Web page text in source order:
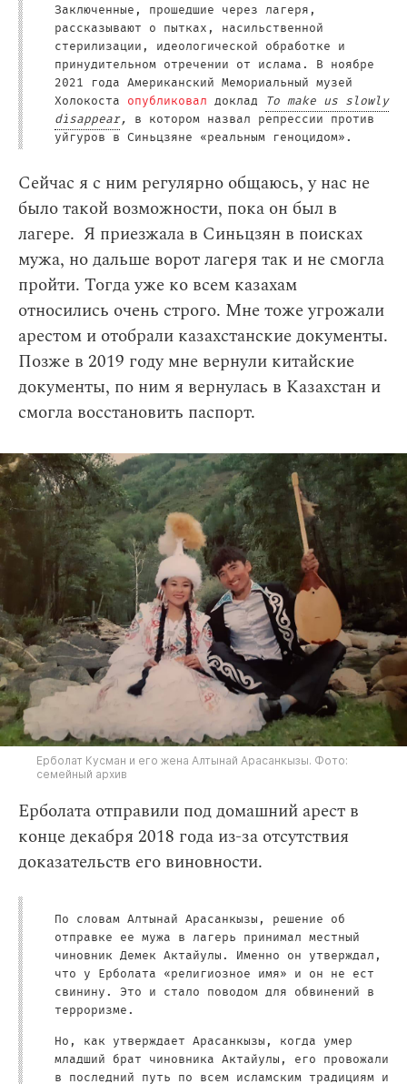
Заключенные, прошедшие через лагеря,
рассказывают о пытках, насильственной
стерилизации, идеологической обработке и
принудительном отречении от ислама. В ноябре
2021 года Американский Мемориальный музей
Холокоста опубликовал доклад To make us slowly
disappear, в котором назвал репрессии против
уйгуров в Синьцзяне «реальным геноцидом».
Сейчас я с ним регулярно общаюсь, у нас не
было такой возможности, пока он был в
лагере. Я приезжала в Синьцзян в поисках
мужа, но дальше ворот лагеря так и не смогла
пройти. Тогда уже ко всем казахам
относились очень строго. Мне тоже угрожали
арестом и отобрали казахстанские документы.
Позже в 2019 году мне вернули китайские
документы, по ним я вернулась в Казахстан и
смогла восстановить паспорт.
Ерболат Кусман и его жена Алтынай Арасанкызы. Фото:
семейный архив
Ерболата отправили под домашний арест в
конце декабря 2018 года из-за отсутствия
доказательств его виновности.
По словам Алтынай Арасанкызы, решение об
отправке ее мужа в лагерь принимал местный
чиновник Демек Актайулы. Именно он утверждал,
что у Ерболата «религиозное имя» и он не ест
свинину. Это и стало поводом для обвинений в
терроризме.
Но, как утверждает Арасанкызы, когда умер
младший брат чиновника Актайулы, его провожали
в последний путь по всем исламским традициям и